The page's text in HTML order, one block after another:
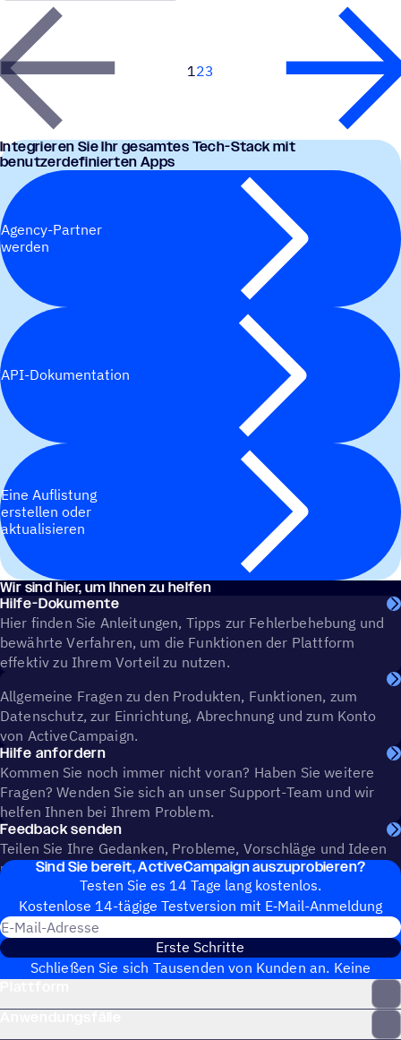
1 23
Inte­grie­ren Sie Ihr gesam­tes Tech-Stack mit
benutzerdefinierten Apps
Agency-Partner
werden
API-Dokumentation
Eine Auflistung
erstellen oder
aktualisieren
Wir sind hier, um Ihnen zu helfen
Hilfe-Dokumente
Hier finden Sie Anleitungen, Tipps zur Fehlerbehebung und
bewährte Verfahren, um die Funktionen der Plattform
effektiv zu Ihrem Vorteil zu nutzen.
Allgemeine Fragen zu den Produkten, Funktionen, zum
Datenschutz, zur Einrichtung, Abrechnung und zum Konto
von ActiveCampaign.
Hilfe anfordern
Kommen Sie noch immer nicht voran? Haben Sie weitere
Fragen? Wenden Sie sich an unser Support-Team und wir
helfen Ihnen bei Ihrem Problem.
Feedback senden
Teilen Sie Ihre Gedanken, Probleme, Vorschläge und Ideen
mit, um die Zukunft von ActiveCampaign mitzugestalten.
Sind Sie bereit, ActiveCampaign auszuprobieren?
Testen Sie es 14 Tage lang kostenlos.
Kosten­lose 14-tägige Test­ver­sion mit E‑Mail-Anmel­dung
Erste Schritte
Schließen Sie sich Tausenden von Kunden an. Keine